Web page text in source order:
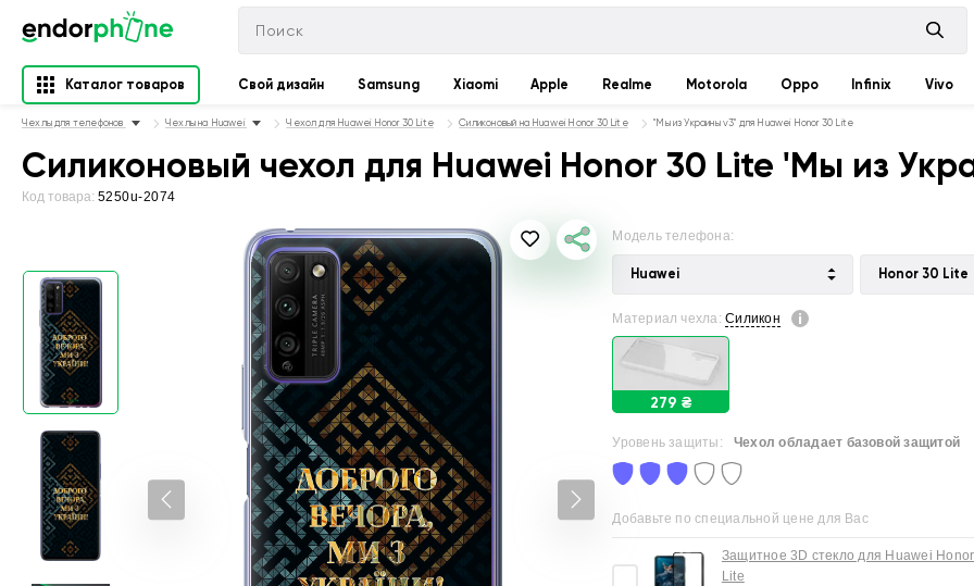
Каталог товаров Свой дизайн Samsung Xiaomi Apple Realme Motorola Oppo Infinix Vivo
Чехлы для телефонов Чехлы на Huawei Чехол для Huawei Honor 30 Lite Силиконовый на Huawei Honor 30 Lite "Мы из Украины v3" для Huawei Honor 30 Lite
Силиконовый чехол для Huawei Honor 30 Lite 'Мы из
Код товара: 5250u-2074
Модель телефона:
Huawei Honor 30 Lite
Материал чехла:Силикон
279 ₴
Уровень защиты: Чехол обладает базовой защитой
Добавьте по специальной цене для Вас
Защитное 3D стекло для Huawei
Lite